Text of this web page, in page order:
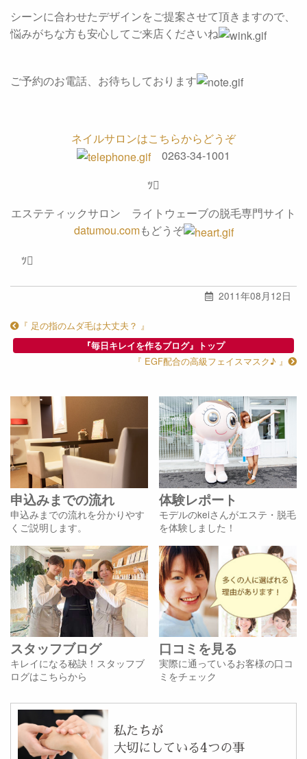
シーンに合わせたデザインをご提案させて頂きますので、
悩みがちな方も安心してご来店くださいね
ご予約のお電話、お待ちしております
ネイルサロンはこちらからどうぞ
0263-34-1001
ﾂ
エステティックサロン ライトウェーブの脱毛専門サイト
datumou.comもどうぞ
ﾂ
2011年08月12日
『 足の指のムダ毛は大丈夫？ 』
『毎日キレイを作るブログ』トップ
『 EGF配合の高級フェイスマスク♪ 』
申込みまでの流れ
申込みまでの流れを分かりやす
くご説明します。
体験レポート
モデルのkeiさんがエステ・脱毛
を体験しました！
スタッフブログ
キレイになる秘訣！スタッフブ
ログはこちらから
口コミを見る
実際に通っているお客様の口コ
ミをチェック
私たちが
大切にしている4つの事